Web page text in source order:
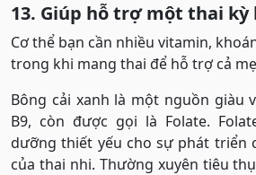
13. Giúp hỗ trợ một thai kỳ
Cơ thể bạn cần nhiều vitamin,
trong khi mang thai để hỗ trợ cả
Bông cải xanh là một nguồn giàu
B9, còn được gọi là Folate.
dưỡng thiết yếu cho sự phát triển
của thai nhi. Thường xuyên tiêu